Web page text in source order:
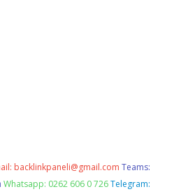
backlinkpaneli@gmail.com Teams:
Whatsapp: 0262 606 0 726 Telegram: